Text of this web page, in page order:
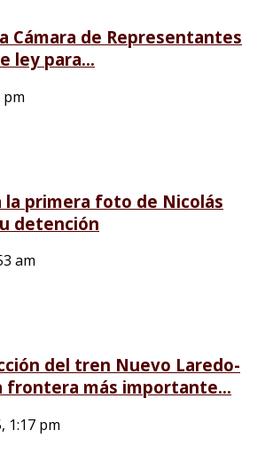
Cámara de Representantes
ley para...
pm
la primera foto de Nicolás
detención
am
del tren Nuevo Laredo-
frontera más importante...
1:17 pm